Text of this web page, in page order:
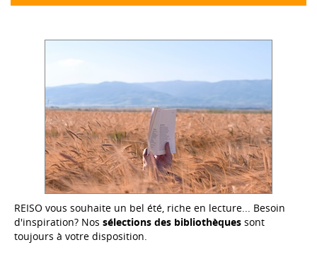
REISO vous souhaite un bel été, riche en lecture... Besoin
d'inspiration? Nos sélections des bibliothèques sont
toujours à votre disposition.